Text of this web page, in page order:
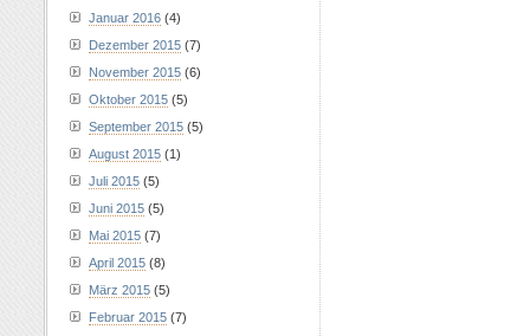
Januar 2016 (4)
Dezember 2015 (7)
November 2015 (6)
Oktober 2015 (5)
September 2015 (5)
August 2015 (1)
Juli 2015 (5)
Juni 2015 (5)
Mai 2015 (7)
April 2015 (8)
März 2015 (5)
Februar 2015 (7)